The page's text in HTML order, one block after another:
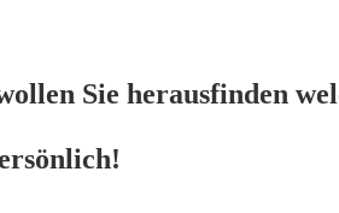
Sie herausfinden